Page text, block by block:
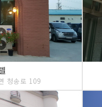
청송로 109